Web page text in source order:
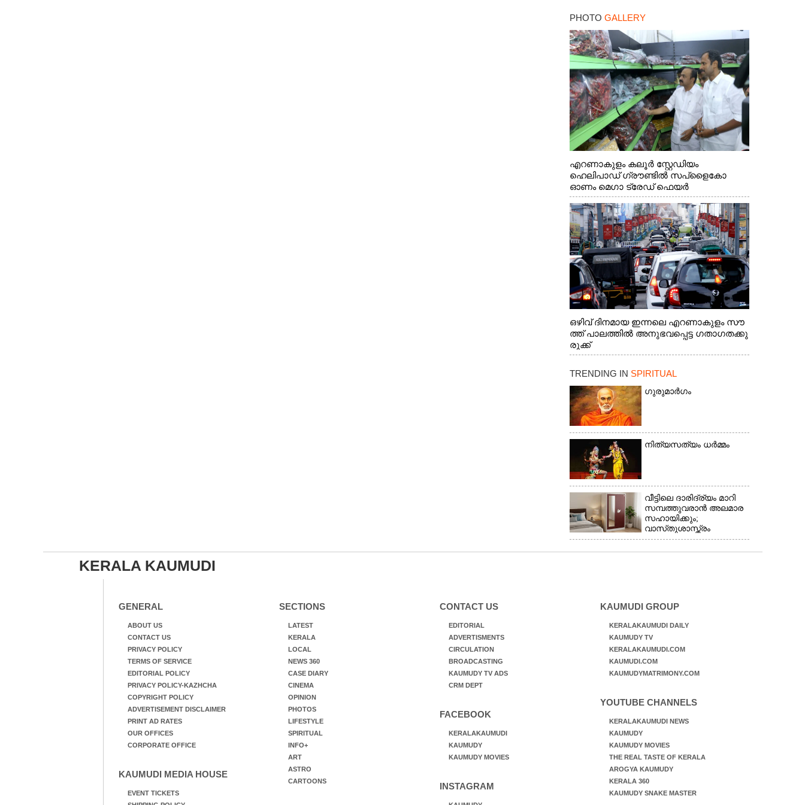
PHOTO GALLERY
എറണാകുളം കലൂർ സ്റ്റേഡിയം
ഹെലിപാഡ് ഗ്രൗണ്ടിൽ സപ്ളൈകോ
ഓണം മെഗാ ട്രേഡ് ഫെയർ
സംസ്ഥാനതല ഉദ്ഘാടനം നിർവഹിച്ച്
സ്റ്റാൾ സന്ദർശിക്കുന്ന മുഖ്യമന്ത്രി വി.ഡി.
സതീശൻ. മന്ത്രി അനൂപ് ജേക്കബ് സമീപം
ഒഴിവ് ദിനമായ ഇന്നലെ എറണാകുളം സൗ
ത്ത് പാലത്തിൽ അനുഭവപ്പെട്ട ഗതാഗതക്കു
രുക്ക്
TRENDING IN SPIRITUAL
ഗുരുമാർഗം
നിത്യസത്യം ധർമ്മം
വീട്ടിലെ ദാരിദ്ര്യം മാറി
സമ്പത്തുവരാൻ അലമാര
സഹായിക്കും;
വാസ്‌തുശാസ്ത്രം
പറയുന്നത് അനുസരിക്കാം
KERALA KAUMUDI
GENERAL
ABOUT US
CONTACT US
PRIVACY POLICY
TERMS OF SERVICE
EDITORIAL POLICY
PRIVACY POLICY-KAZHCHA
COPYRIGHT POLICY
ADVERTISEMENT DISCLAIMER
PRINT AD RATES
OUR OFFICES
CORPORATE OFFICE
KAUMUDI MEDIA HOUSE
EVENT TICKETS
SECTIONS
LATEST
KERALA
LOCAL
NEWS 360
CASE DIARY
CINEMA
OPINION
PHOTOS
LIFESTYLE
SPIRITUAL
INFO+
ART
ASTRO
CARTOONS
CONTACT US
EDITORIAL
ADVERTISMENTS
CIRCULATION
BROADCASTING
KAUMUDY TV ADS
CRM DEPT
FACEBOOK
KERALAKAUMUDI
KAUMUDY
KAUMUDY MOVIES
INSTAGRAM
KAUMUDI GROUP
KERALAKAUMUDI DAILY
KAUMUDY TV
KERALAKAUMUDI.COM
KAUMUDI.COM
KAUMUDYMATRIMONY.COM
YOUTUBE CHANNELS
KERALAKAUMUDI NEWS
KAUMUDY
KAUMUDY MOVIES
THE REAL TASTE OF KERALA
AROGYA KAUMUDY
KERALA 360
KAUMUDY SNAKE MASTER